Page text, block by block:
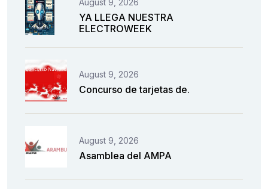
August 9, 2026
YA LLEGA NUESTRA
ELECTROWEEK
August 9, 2026
Concurso de tarjetas de.
August 9, 2026
Asamblea del AMPA